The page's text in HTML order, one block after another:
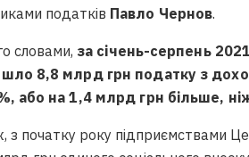
податків Павло Чернов.
словами, за січень-серпень
8,8 млрд грн податку з
або на 1,4 млрд грн більше,
з початку року підприємствами